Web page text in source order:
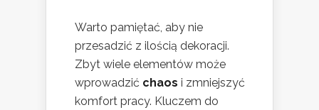
Warto pamiętać, aby nie
przesadzić z ilością dekoracji.
Zbyt wiele elementów może
wprowadzić chaos i zmniejszyć
komfort pracy. Kluczem do